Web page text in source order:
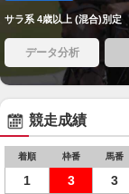
サラ系 4歳以上 (混合)別定
データ分析
競走成績
着順 枠番 馬番
1 3 3